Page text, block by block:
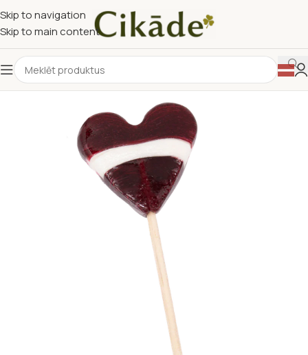
Skip to navigation
Skip to main content